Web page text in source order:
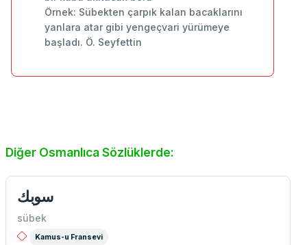
Örnek: Sübekten çarpık kalan bacaklarını
yanlara atar gibi yengeçvari yürümeye
başladı. Ö. Seyfettin
Diğer Osmanlıca Sözlüklerde:
سوبك
sübek
Kamus-u Fransevi